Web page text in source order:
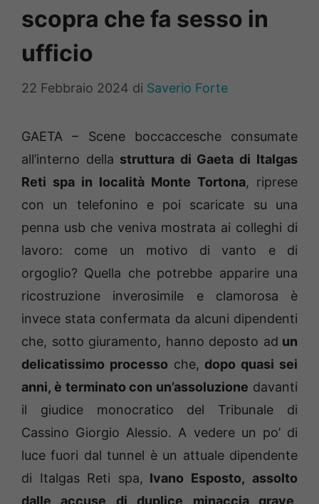
scopra che fa sesso in
ufficio
22 Febbraio 2024 di Saverio Forte
GAETA – Scene boccaccesche consumate
all’interno della struttura di Gaeta di Italgas
Reti spa in località Monte Tortona, riprese
con un telefonino e poi scaricate su una
penna usb che veniva mostrata ai colleghi di
lavoro: come un motivo di vanto e di
orgoglio? Quella che potrebbe apparire una
ricostruzione inverosimile e clamorosa è
invece stata confermata da alcuni dipendenti
che, sotto giuramento, hanno deposto ad un
delicatissimo processoche, dopo quasi sei
anni, è terminato con un’assoluzione davanti
il giudice monocratico del Tribunale di
Cassino Giorgio Alessio. A vedere un po’ di
luce fuori dal tunnel è un attuale dipendente
di Italgas Reti spa, Ivano Esposto, assolto
dalle accuse di duplice minaccia grave,